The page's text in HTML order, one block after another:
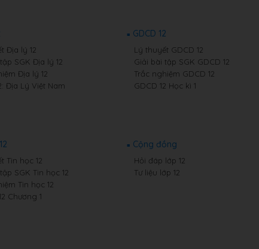
Địa lý 12
SGK Địa lý 12
Địa lý 12
Địa Lý Việt Nam
GDCD 12
Lý thuyết GDCD 12
Giải bài tập SGK GDCD 12
Trắc nghiệm GDCD 12
GDCD 12 Học kì 1
Tin học 12
SGK Tin học 12
Tin học 12
Chương 1
Cộng đồng
Hỏi đáp lớp 12
Tư liệu lớp 12